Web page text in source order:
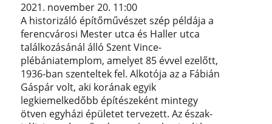
2021. november 20. 11:00
A historizáló építőművészet szép példája a
ferencvárosi Mester utca és Haller utca
találkozásánál álló Szent Vince-
plébániatemplom, amelyet 85 évvel ezelőtt,
1936-ban szenteltek fel. Alkotója az a Fábián
Gáspár volt, aki korának egyik
legkiemelkedőbb építészeként mintegy
ötven egyházi épületet tervezett. Az észak-